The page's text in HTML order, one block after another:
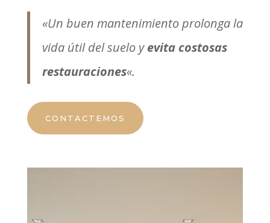
«Un buen mantenimiento prolonga la
vida útil del suelo yevita costosas
restauraciones«.
CONTACTEMOS